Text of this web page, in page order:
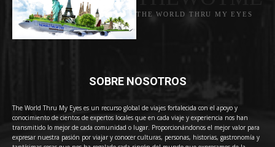
THE WORLD THRU MY EYES
SOBRE NOSOTROS
The World Thru My Eyes es un recurso global de viajes fortalecida con el apoyo y
conocimiento de cientos de expertos locales que en cada viaje y experiencia nos han
transmitido lo mejor de cada comunidad o lugar. Proporcionándonos el mejor valor para
expresar nuestra pasión por viajar y conocer culturas, personas, historias, gastronomía y